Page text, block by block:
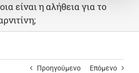
είναι η αλήθεια για το
Προηγούμενο Επόμενο